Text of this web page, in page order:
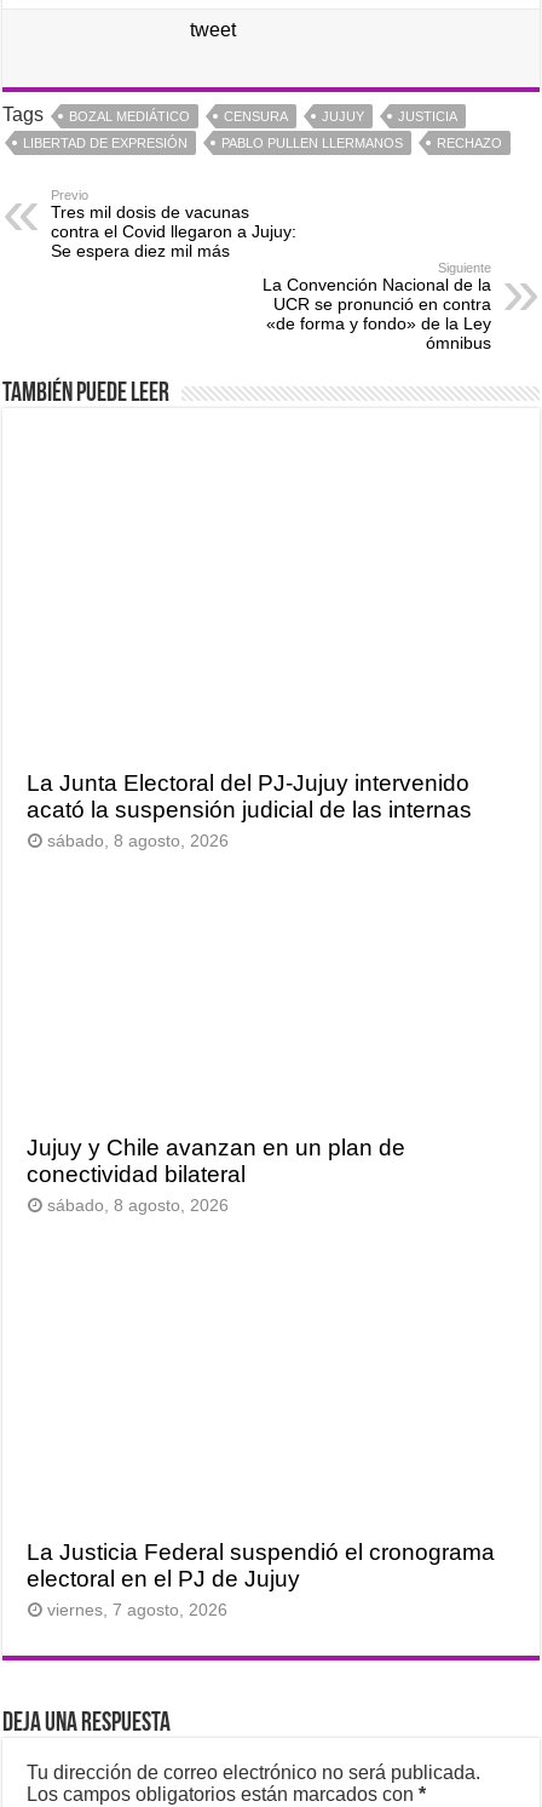
tweet
Tags BOZAL MEDIÁTICO CENSURA JUJUY
JUSTICIA
LIBERTAD DE EXPRESIÓN
PABLO PULLEN LLERMANOS RECHAZO
Previo
Tres mil dosis de vacunas
contra el Covid llegaron a Jujuy:
Se espera diez mil más
Siguiente
La Convención Nacional de la
UCR se pronunció en contra
«de forma y fondo» de la Ley
ómnibus
También puede leer
La Junta Electoral del PJ-Jujuy intervenido
acató la suspensión judicial de las internas
sábado, 8 agosto, 2026
Jujuy y Chile avanzan en un plan de
conectividad bilateral
sábado, 8 agosto, 2026
La Justicia Federal suspendió el cronograma
electoral en el PJ de Jujuy
viernes, 7 agosto, 2026
Deja una respuesta
Tu dirección de correo electrónico no será publicada.
Los campos obligatorios están marcados con*